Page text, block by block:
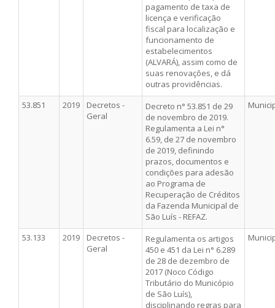
pagamento de taxa de
licença e verificação
fiscal para localização e
funcionamento de
estabelecimentos
(ALVARÁ), assim como de
suas renovações, e dá
outras providências.
53.851 2019
Decretos -
Geral
Decreto n° 53.851 de 29
de novembro de 2019.
Regulamenta a Lei n°
6.59, de 27 de novembro
de 2019, definindo
prazos, documentos e
condições para adesão
ao Programa de
Recuperação de Créditos
da Fazenda Municipal de
São Luís - REFAZ.
53.133 2019
Decretos -
Geral
Regulamenta os artigos
450 e 451 da Lei n° 6.289
de 28 de dezembro de
2017 (Noco Código
Tributário do Municópio
de São Luís),
disciplinando regras para